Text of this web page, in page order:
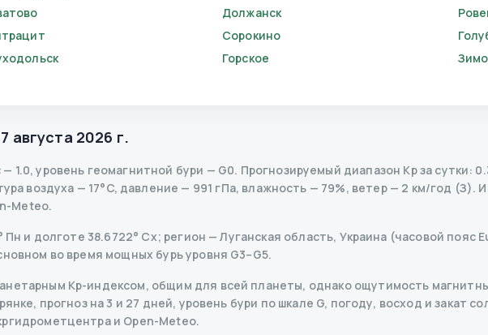
Должанск
Сорокино
Горское
7 августа 2026 г.
— 1.0,уровень геомагнитной бури — G0. Прогнозируемый диапазон Kp за сутки:
воздуха — 17°C, давление — 991 гПа, влажность — 79%, ветер — 2 км/год (З).
Meteo.
и долготе 38.6722° Сх; регион — Луганская область, Украина (часовой пояс
во время мощных бурь уровня G3–G5.
Kp-индексом, общим для всей планеты, однако ощутимость
прогноз на 3 и 27 дней, уровень бури по шкале G, погоду, восход и закат
и Open-Meteo.